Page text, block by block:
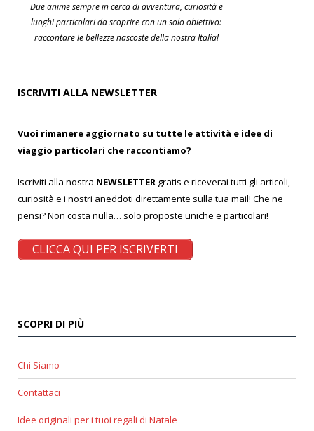
Due anime sempre in cerca di avventura, curiosità e
luoghi particolari da scoprire con un solo obiettivo:
raccontare le bellezze nascoste della nostra Italia!
ISCRIVITI ALLA NEWSLETTER
Vuoi rimanere aggiornato su tutte le attività e idee di
viaggio particolari che raccontiamo?
Iscriviti alla nostra NEWSLETTER gratis e riceverai tutti gli articoli,
curiosità e i nostri aneddoti direttamente sulla tua mail! Che ne
pensi? Non costa nulla… solo proposte uniche e particolari!
CLICCA QUI PER ISCRIVERTI
SCOPRI DI PIÙ
Chi Siamo
Contattaci
Idee originali per i tuoi regali di Natale